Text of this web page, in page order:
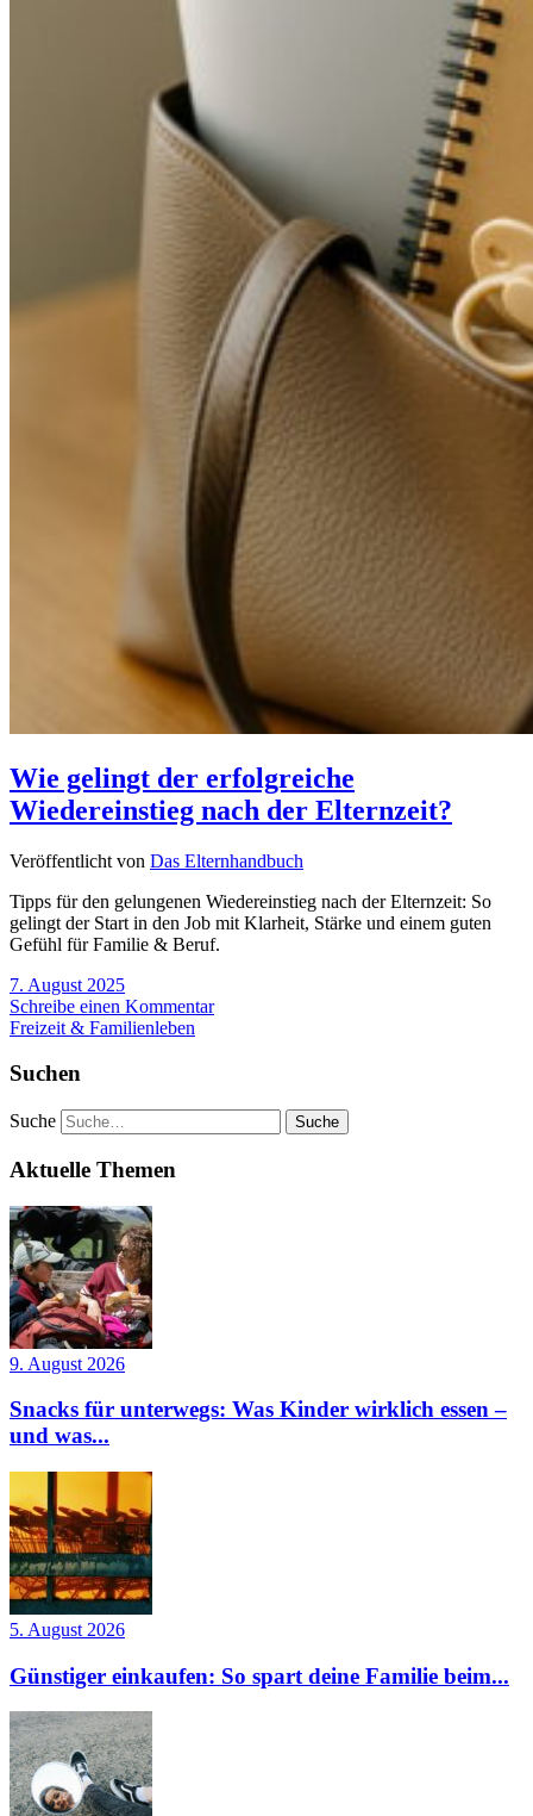
Wie gelingt der erfolgreiche
Wiedereinstieg nach der Elternzeit?
Veröffentlicht von Das Elternhandbuch
Tipps für den gelungenen Wiedereinstieg nach der Elternzeit: So
gelingt der Start in den Job mit Klarheit, Stärke und einem guten
Gefühl für Familie & Beruf.
7. August 2025
Schreibe einen Kommentar
Freizeit & Familienleben
Suchen
Suche
Aktuelle Themen
9. August 2026
Snacks für unterwegs: Was Kinder wirklich essen –
und was...
5. August 2026
Günstiger einkaufen: So spart deine Familie beim...